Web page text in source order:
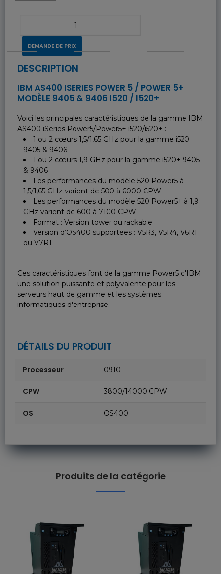
DEMANDE DE PRIX
DESCRIPTION
IBM AS400 ISERIES POWER 5 / POWER 5+
MODÈLE 9405 & 9406 I520 / I520+
Voici les principales caractéristiques de la gamme IBM
AS400 iSeries Power5/Power5+ i520/i520+ :
1 ou 2 cœurs 1,5/1,65 GHz pour la gamme i520
9405 & 9406
1 ou 2 cœurs 1,9 GHz pour la gamme i520+ 9405
& 9406
Les performances du modèle 520 Power5 à
1,5/1,65 GHz varient de 500 à 6000 CPW
Les performances du modèle 520 Power5+ à 1,9
GHz varient de 600 à 7100 CPW
Format : Version tower ou rackable
Version d’OS400 supportées : V5R3, V5R4, V6R1
ou V7R1
Ces caractéristiques font de la gamme Power5 d'IBM
une solution puissante et polyvalente pour les
serveurs haut de gamme et les systèmes
informatiques d'entreprise.
DÉTAILS DU PRODUIT
Processeur 0910
CPW 3800/14000 CPW
OS OS400
Produits de la catégorie